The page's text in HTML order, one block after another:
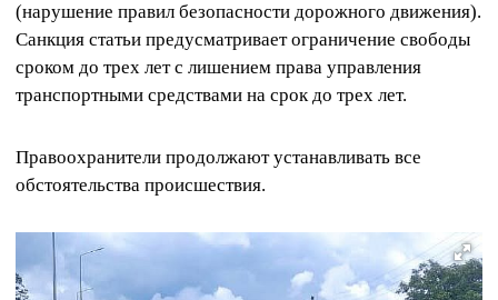
(нарушение правил безопасности дорожного движения).
Санкция статьи предусматривает ограничение свободы
сроком до трех лет с лишением права управления
транспортными средствами на срок до трех лет.
Правоохранители продолжают устанавливать все
обстоятельства происшествия.